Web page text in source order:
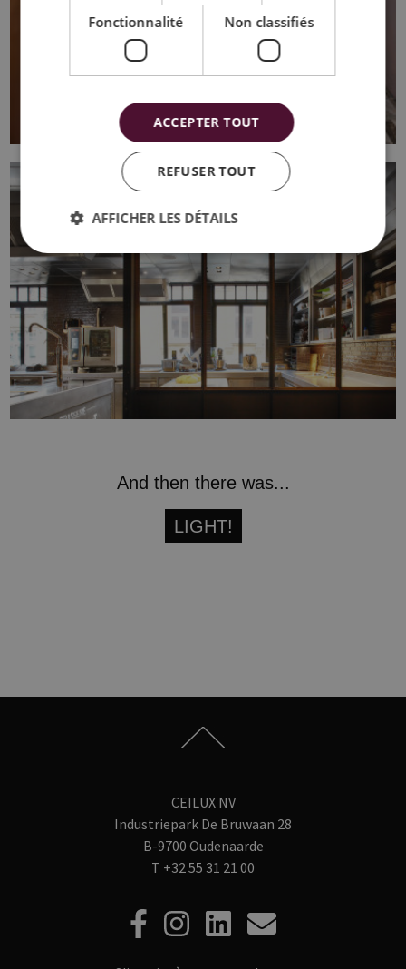
And then there was...
LIGHT!
CEILUX NV
Industriepark De Bruwaan 28
B-9700 Oudenaarde
T +32 55 31 21 00
Fonctionnalité Non classifiés
ACCEPTER TOUT
REFUSER TOUT
AFFICHER LES DÉTAILS